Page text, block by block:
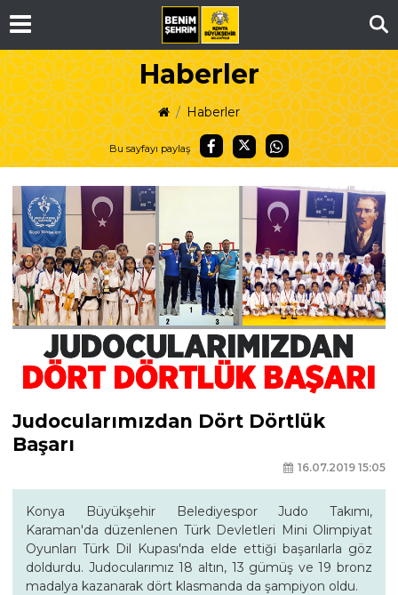
Haberler
Haberler
Bu sayfayı paylaş
Judocularımızdan Dört Dörtlük
Başarı
16.07.2019 15:05
Konya Büyükşehir Belediyespor Judo Takımı,
Karaman'da düzenlenen Türk Devletleri Mini Olimpiyat
Oyunları Türk Dil Kupası'nda elde ettiği başarılarla göz
doldurdu. Judocularımız 18 altın, 13 gümüş ve 19 bronz
madalya kazanarak dört klasmanda da şampiyon oldu.